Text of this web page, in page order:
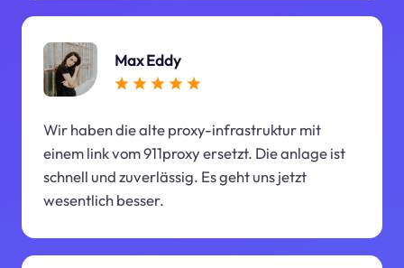
Max Eddy
Wir haben die alte proxy-infrastruktur mit
einem link vom 911proxy ersetzt. Die anlage ist
schnell und zuverlässig. Es geht uns jetzt
wesentlich besser.